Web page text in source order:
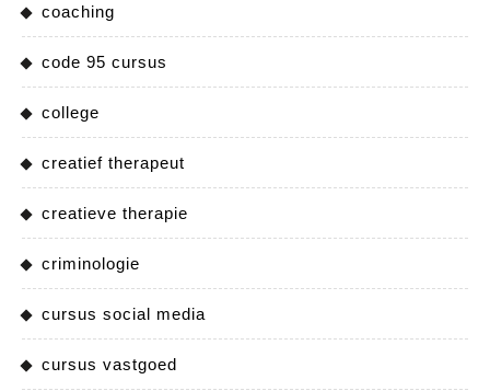
coaching
code 95 cursus
college
creatief therapeut
creatieve therapie
criminologie
cursus social media
cursus vastgoed